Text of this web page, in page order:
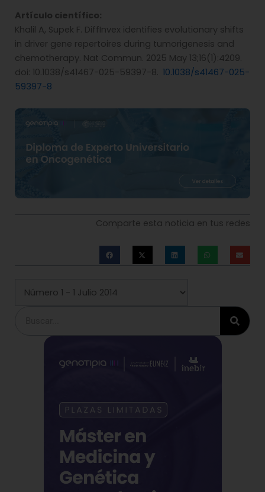
Artículo científico:
Khalil A, Supek F. DiffInvex identifies evolutionary shifts
in driver gene repertoires during tumorigenesis and
chemotherapy. Nat Commun. 2025 May 13;16(1):4209.
doi: 10.1038/s41467-025-59397-8. 10.1038/s41467-025-
59397-8
Comparte esta noticia en tus redes